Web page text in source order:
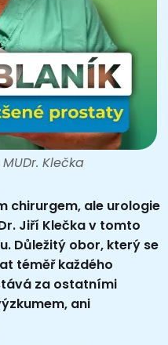
Klečka
chirurgem, ale urologie
Jiří Klečka v tomto
Důležitý obor, který se
téměř každého
za ostatními
ani